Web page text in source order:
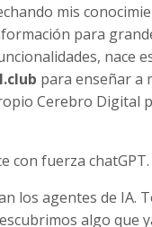
mis
para
nace
para enseñar a
Cerebro Digital
con fuerza chatGPT.
los agentes de IA.
algo que